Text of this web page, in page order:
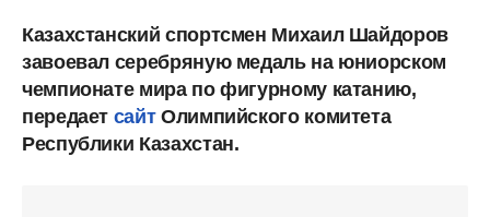
Казахстанский спортсмен Михаил Шайдоров
завоевал серебряную медаль на юниорском
чемпионате мира по фигурному катанию,
передает сайтОлимпийского комитета
Республики Казахстан.